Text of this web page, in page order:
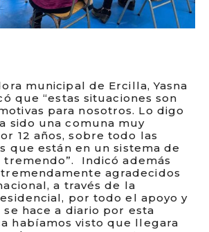
municipal de Ercilla, Yasna
que “estas situaciones son
para nosotros. Lo digo
sido una comuna muy
12 años, sobre todo las
que están en un sistema de
Indicó además
agradecidos
a través de la
por todo el apoyo y
hace a diario por esta
habíamos visto que llegara